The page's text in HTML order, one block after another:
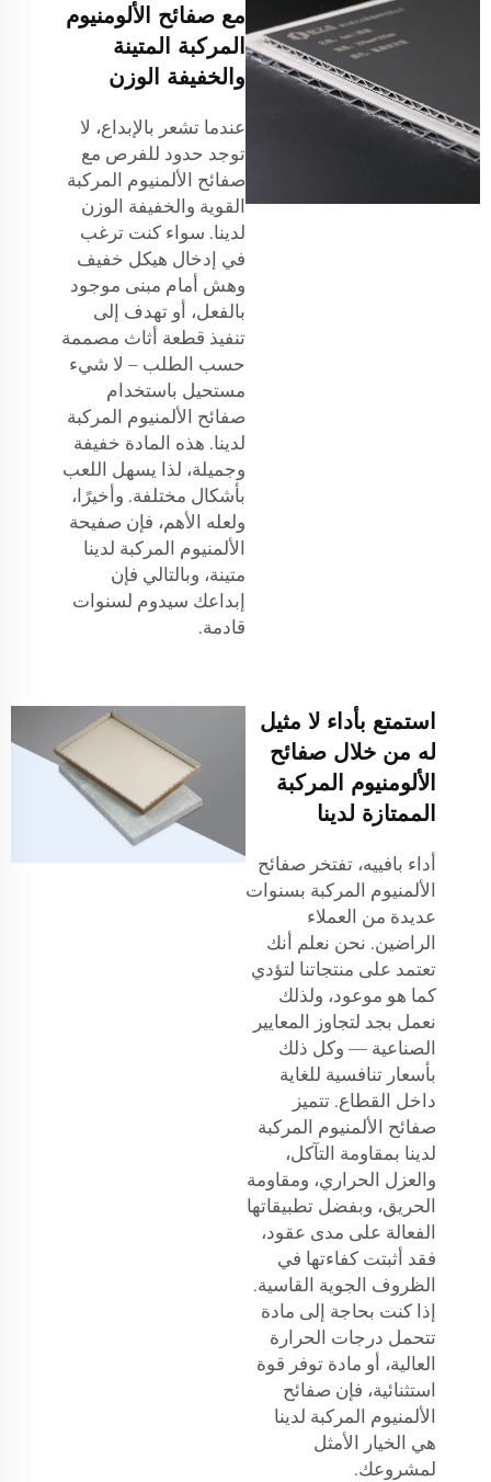
مع صفائح الألومنيوم
المركبة المتينة
والخفيفة الوزن
عندما تشعر بالإبداع، لا
توجد حدود للفرص مع
صفائح الألمنيوم المركبة
القوية والخفيفة الوزن
لدينا. سواء كنت ترغب
في إدخال هيكل خفيف
وهش أمام مبنى موجود
بالفعل، أو تهدف إلى
تنفيذ قطعة أثاث مصممة
حسب الطلب – لا شيء
مستحيل باستخدام
صفائح الألمنيوم المركبة
لدينا. هذه المادة خفيفة
وجميلة، لذا يسهل اللعب
بأشكال مختلفة. وأخيرًا،
ولعله الأهم، فإن صفيحة
الألمنيوم المركبة لدينا
متينة، وبالتالي فإن
إبداعك سيدوم لسنوات
قادمة.
استمتع بأداء لا مثيل
له من خلال صفائح
الألومنيوم المركبة
الممتازة لدينا
أداء بافييه، تفتخر صفائح
الألمنيوم المركبة بسنوات
عديدة من العملاء
الراضين. نحن نعلم أنك
تعتمد على منتجاتنا لتؤدي
كما هو موعود، ولذلك
نعمل بجد لتجاوز المعايير
الصناعية — وكل ذلك
بأسعار تنافسية للغاية
داخل القطاع. تتميز
صفائح الألمنيوم المركبة
لدينا بمقاومة التآكل،
والعزل الحراري، ومقاومة
الحريق، وبفضل تطبيقاتها
الفعالة على مدى عقود،
فقد أثبتت كفاءتها في
الظروف الجوية القاسية.
إذا كنت بحاجة إلى مادة
تتحمل درجات الحرارة
العالية، أو مادة توفر قوة
استثنائية، فإن صفائح
الألمنيوم المركبة لدينا
هي الخيار الأمثل
لمشروعك.